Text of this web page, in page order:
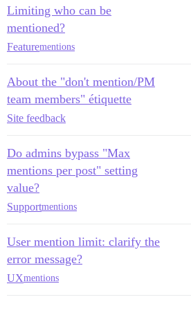
Limiting who can be
mentioned?
Featurementions
About the "don't mention/PM
team members" étiquette
Site feedback
Do admins bypass "Max
mentions per post" setting
value?
Supportmentions
User mention limit: clarify the
error message?
UXmentions